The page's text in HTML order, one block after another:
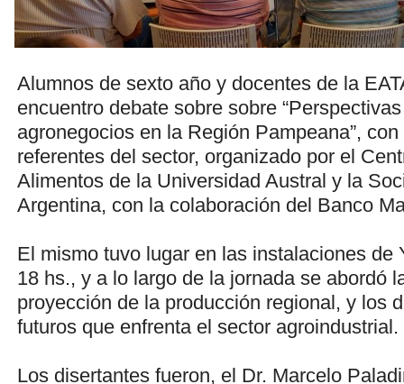
Alumnos de sexto año y docentes de la
encuentro debate sobre sobre
agronegocios en la Región Pampeana”,
referentes del sector, organizado por el
Alimentos de la Universidad Austral y la
Argentina, con la colaboración del Banco
El mismo tuvo lugar en las instalaciones de
18 hs., y a lo largo de la jornada se abordó
proyección de la producción regional, y los
futuros que enfrenta el sector agroindustrial.
Los disertantes fueron, el Dr. Marcelo